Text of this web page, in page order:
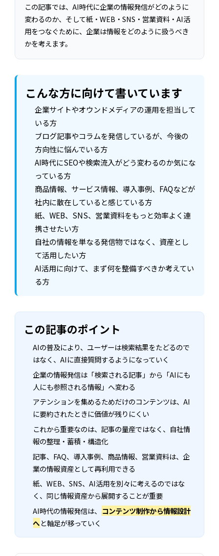
この記事では、AI時代に企業の情報発信がどのように
変わるのか、そして紙・WEB・SNS・営業資料・AI活
用をつなぐために、企業は情報をどのように扱うべき
かを考えます。
こんな方に向けて書いています
企業サイトやオウンドメディアの運用を担当して
いる方
ブログ記事やコラムを発信しているが、今後の
方向性に悩んでいる方
AI時代にSEOや検索流入がどう変わるのか気にな
っている方
商品情報、サービス情報、導入事例、FAQなどが
社内に散在していると感じている方
紙、WEB、SNS、営業資料をもっと効率よく連
携させたい方
自社の情報を単なる発信物ではなく、資産とし
て活用したい方
AI活用に向けて、まず何を整備すべきか考えてい
る方
この記事のポイント
AIの普及により、ユーザーは検索結果をたどるので
はなく、AIに直接質問するようになっていく
企業の情報発信は「検索される記事」から「AIにも
人にも参照される情報」へ変わる
アテンションを集めるためだけのコンテンツは、AI
に要約されたときに価値が残りにくい
これから重要なのは、記事の量産ではなく、自社情
報の整理・蓄積・構造化
記事、FAQ、導入事例、商品情報、営業資料は、企
業の情報資産として再利用できる
紙、WEB、SNS、AI活用を別々に考えるのではな
く、同じ情報資産から展開することが重要
AI時代の情報発信は、コンテンツ制作から情報設計
へと軸足が移っていく